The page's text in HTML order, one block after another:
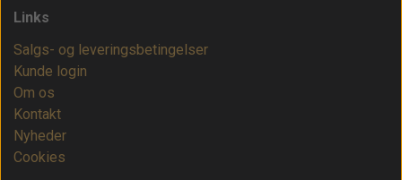
Links
Salgs- og leveringsbetingelser
Kunde login
Om os
Kontakt
Nyheder
Cookies